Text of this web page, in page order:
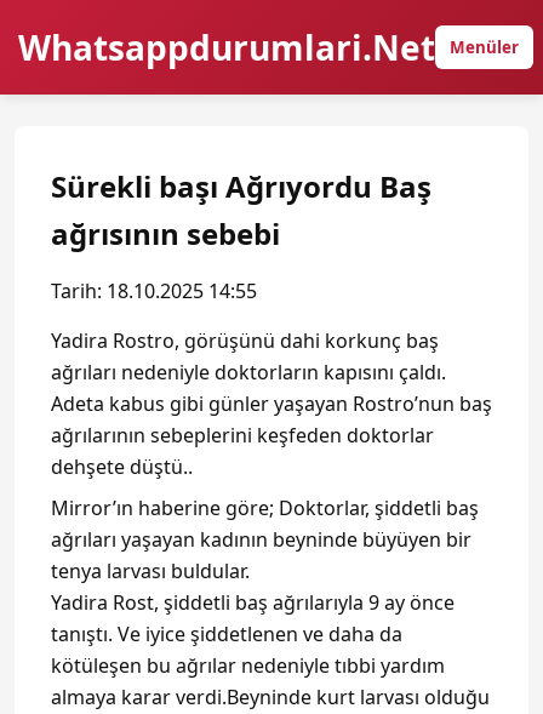
Whatsappdurumlari.Net Menüler
Sürekli başı Ağrıyordu Baş
ağrısının sebebi
Tarih: 18.10.2025 14:55
Yadira Rostro, görüşünü dahi korkunç baş
ağrıları nedeniyle doktorların kapısını çaldı.
Adeta kabus gibi günler yaşayan Rostro’nun baş
ağrılarının sebeplerini keşfeden doktorlar
dehşete düştü..
Mirror’ın haberine göre; Doktorlar, şiddetli baş
ağrıları yaşayan kadının beyninde büyüyen bir
tenya larvası buldular.
Yadira Rost, şiddetli baş ağrılarıyla 9 ay önce
tanıştı. Ve iyice şiddetlenen ve daha da
kötüleşen bu ağrılar nedeniyle tıbbi yardım
almaya karar verdi.Beyninde kurt larvası olduğu